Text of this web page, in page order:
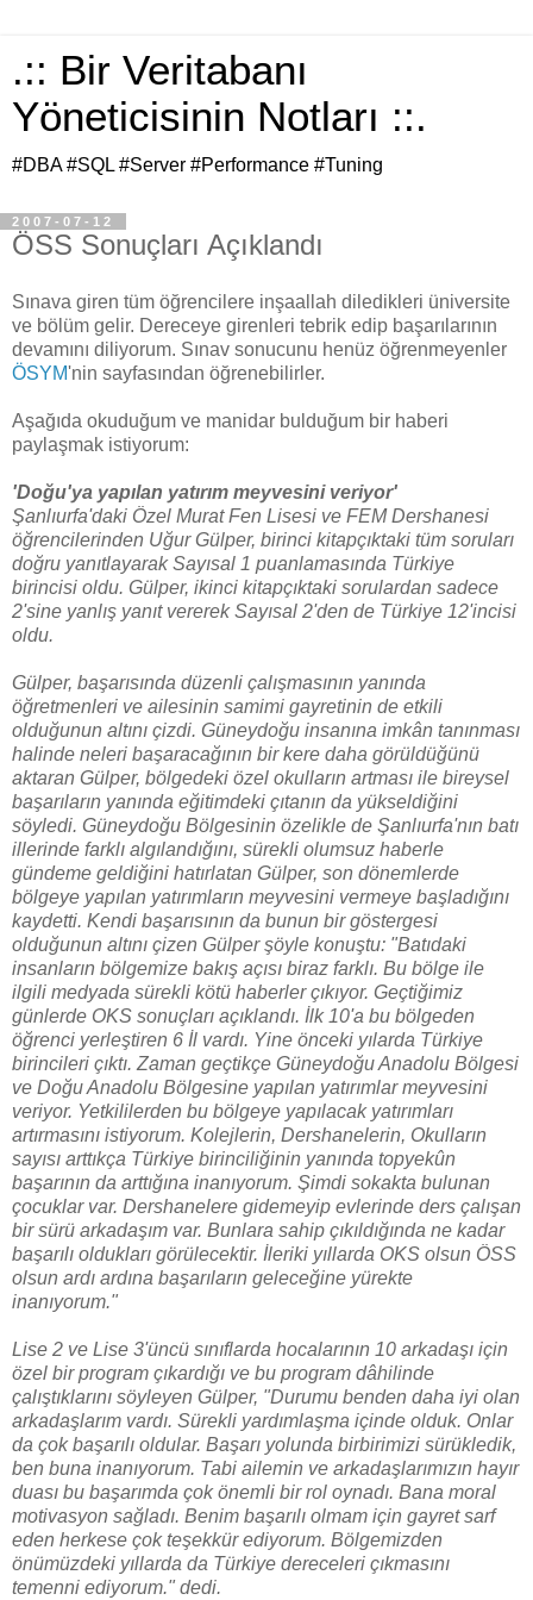
.:: Bir Veritabanı
Yöneticisinin Notları ::.
#DBA #SQL #Server #Performance #Tuning
2007-07-12
ÖSS Sonuçları Açıklandı
Sınava giren tüm öğrencilere inşaallah diledikleri üniversite
ve bölüm gelir. Dereceye girenleri tebrik edip başarılarının
devamını diliyorum. Sınav sonucunu henüz öğrenmeyenler
ÖSYM'nin sayfasından öğrenebilirler.
Aşağıda okuduğum ve manidar bulduğum bir haberi
paylaşmak istiyorum:
'Doğu'ya yapılan yatırım meyvesini veriyor'
Şanlıurfa'daki Özel Murat Fen Lisesi ve FEM Dershanesi
öğrencilerinden Uğur Gülper, birinci kitapçıktaki tüm soruları
doğru yanıtlayarak Sayısal 1 puanlamasında Türkiye
birincisi oldu. Gülper, ikinci kitapçıktaki sorulardan sadece
2'sine yanlış yanıt vererek Sayısal 2'den de Türkiye 12'incisi
oldu.
Gülper, başarısında düzenli çalışmasının yanında
öğretmenleri ve ailesinin samimi gayretinin de etkili
olduğunun altını çizdi. Güneydoğu insanına imkân tanınması
halinde neleri başaracağının bir kere daha görüldüğünü
aktaran Gülper, bölgedeki özel okulların artması ile bireysel
başarıların yanında eğitimdeki çıtanın da yükseldiğini
söyledi. Güneydoğu Bölgesinin özelikle de Şanlıurfa'nın batı
illerinde farklı algılandığını, sürekli olumsuz haberle
gündeme geldiğini hatırlatan Gülper, son dönemlerde
bölgeye yapılan yatırımların meyvesini vermeye başladığını
kaydetti. Kendi başarısının da bunun bir göstergesi
olduğunun altını çizen Gülper şöyle konuştu: "Batıdaki
insanların bölgemize bakış açısı biraz farklı. Bu bölge ile
ilgili medyada sürekli kötü haberler çıkıyor. Geçtiğimiz
günlerde OKS sonuçları açıklandı. İlk 10'a bu bölgeden
öğrenci yerleştiren 6 İl vardı. Yine önceki yılarda Türkiye
birincileri çıktı. Zaman geçtikçe Güneydoğu Anadolu Bölgesi
ve Doğu Anadolu Bölgesine yapılan yatırımlar meyvesini
veriyor. Yetkililerden bu bölgeye yapılacak yatırımları
artırmasını istiyorum. Kolejlerin, Dershanelerin, Okulların
sayısı arttıkça Türkiye birinciliğinin yanında topyekûn
başarının da arttığına inanıyorum. Şimdi sokakta bulunan
çocuklar var. Dershanelere gidemeyip evlerinde ders çalışan
bir sürü arkadaşım var. Bunlara sahip çıkıldığında ne kadar
başarılı oldukları görülecektir. İleriki yıllarda OKS olsun ÖSS
olsun ardı ardına başarıların geleceğine yürekte
inanıyorum."
Lise 2 ve Lise 3'üncü sınıflarda hocalarının 10 arkadaşı için
özel bir program çıkardığı ve bu program dâhilinde
çalıştıklarını söyleyen Gülper, "Durumu benden daha iyi olan
arkadaşlarım vardı. Sürekli yardımlaşma içinde olduk. Onlar
da çok başarılı oldular. Başarı yolunda birbirimizi sürükledik,
ben buna inanıyorum. Tabi ailemin ve arkadaşlarımızın hayır
duası bu başarımda çok önemli bir rol oynadı. Bana moral
motivasyon sağladı. Benim başarılı olmam için gayret sarf
eden herkese çok teşekkür ediyorum. Bölgemizden
önümüzdeki yıllarda da Türkiye dereceleri çıkmasını
temenni ediyorum." dedi.